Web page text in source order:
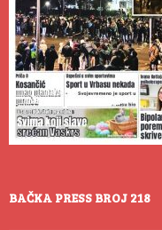
BAČKA PRESS BROJ 218